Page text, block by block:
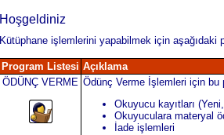
Hoşgeldiniz
Kütüphane işlemlerini yapabilmek için aşağıdaki
Program Listesi Açıklama
ÖDÜNÇ VERME Ödünç Verme İşlemleri için bu
Okuyucu kayıtları
Okuyuculara materyal
İade işlemleri